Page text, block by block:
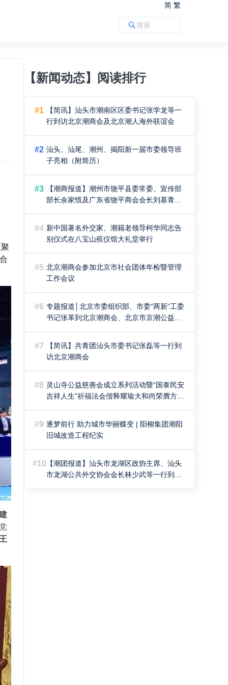
简 繁
【新闻动态】阅读排行
#1
【简讯】汕头市潮南区区委书记张学龙等一
行到访北京潮商会及北京潮人海外联谊会
#2 汕头、汕尾、潮州、揭阳新一届市委领导班
子亮相（附简历）
#3
【潮商报道】潮州市饶平县委常委、宣传部
部长余家惜及广东省饶平商会会长刘基青等
#4 新中国著名外交家、潮籍老领导柯华同志告
别仪式在八宝山殡仪馆大礼堂举行
#5 北京潮商会参加北京市社会团体年检暨管理
工作会议
#6 专题报道│北京市委组织部、市委“两新”工委
书记张革到北京潮商会、北京市京潮公益基
#7
【简讯】共青团汕头市委书记张磊等一行到
访北京潮商会
#8 灵山寺公益慈善会成立系列活动暨“国泰民安
吉祥人生”祈福法会偕释耀瑜大和尚荣膺方丈
#9 逐梦前行 助力城市华丽蝶变 | 阳柳集团潮阳
旧城改造工程纪实
#10 【潮团报道】汕头市龙湖区政协主席、汕头
市龙湖公共外交协会会长林少武等一行到访